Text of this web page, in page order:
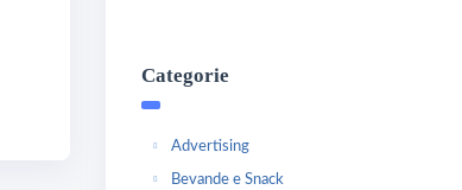
Categorie
Advertising
Bevande e Snack